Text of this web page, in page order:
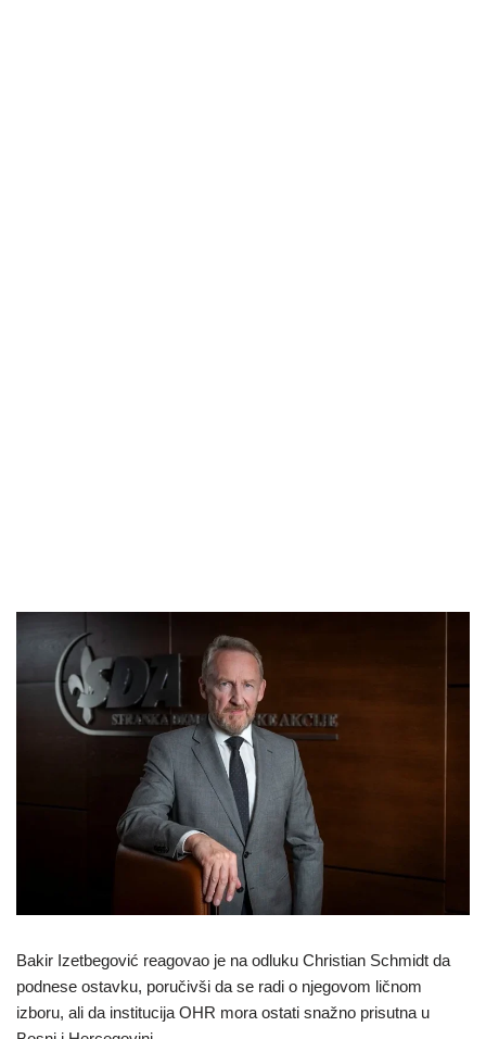
Bakir Izetbegović reagovao je na odluku Christian Schmidt da
podnese ostavku, poručivši da se radi o njegovom ličnom
izboru, ali da institucija OHR mora ostati snažno prisutna u